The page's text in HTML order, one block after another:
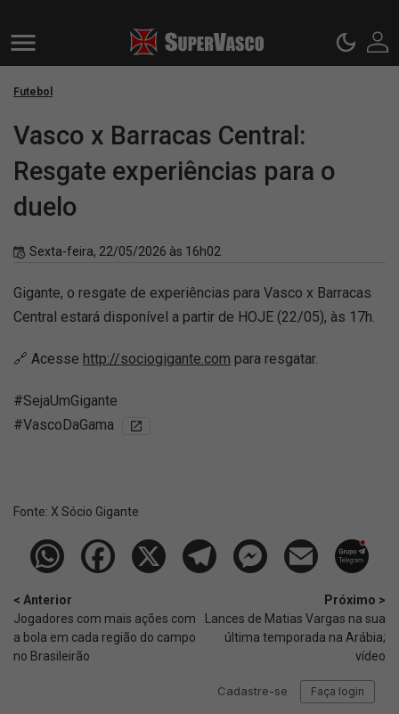
Futebol
Vasco x Barracas Central:
Resgate experiências para o
duelo
Sexta-feira, 22/05/2026 às 16h02
Gigante, o resgate de experiências para Vasco x Barracas
Central estará disponível a partir de HOJE (22/05), às 17h.
🔗 Acesse http://sociogigante.com para resgatar.
#SejaUmGigante
#VascoDaGama
Fonte: X Sócio Gigante
< Anterior
Jogadores com mais ações com
a bola em cada região do campo
no Brasileirão
Próximo >
Lances de Matias Vargas na sua
última temporada na Arábia;
vídeo